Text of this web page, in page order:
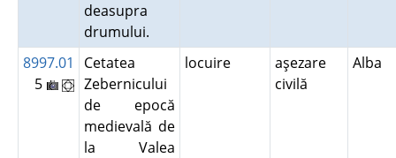
deasupra
drumului.
8997.01
5
Cetatea
Zebernicului
de epocă
medievală de
la Valea
locuire
aşezare
civilă
Alba